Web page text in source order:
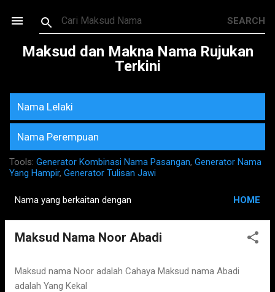
Skip to main content
Maksud dan Makna Nama Rujukan
Terkini
Nama Lelaki
Nama Perempuan
Tools: Generator Kombinasi Nama Pasangan, Generator Nama
Yang Hampir, Generator Tulisan Jawi
o
Nama yang berkaitan dengan HOME
Maksud Nama Noor Abadi
Maksud nama Noor adalah Cahaya Maksud nama Abadi
adalah Yang Kekal